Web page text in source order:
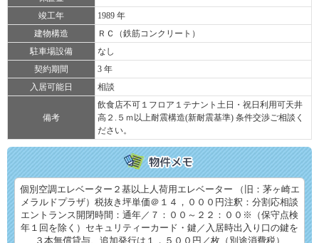
竣工年
1989 年
建物構造
ＲＣ（鉄筋コンクリート）
駐車場設備
なし
契約期間
3 年
入居可能日
相談
備考
飲食店不可１フロア１テナント土日・祝日利用可天井
高２.５ｍ以上耐震構造(新耐震基準) 条件交渉ご相談く
ださい。
個別空調エレベーター２基以上人荷用エレベーター （旧：茅ヶ崎エ
メラルドプラザ）税抜き坪単価＠１４，０００円注釈：分割応相談
エントランス開閉時間：通年／７：００～２２：００※（保守点検
年１回を除く）セキュリティーカード・鍵／入居時出入り口の鍵を
３本無償貸与、追加発行は１，５００円／枚（別途消費税）